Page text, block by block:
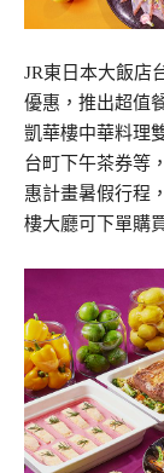
JR東日本大飯店
優惠，推出超值
凱華樓中華料理
台町下午茶券等
惠計畫暑假行程
樓大廳可下單購